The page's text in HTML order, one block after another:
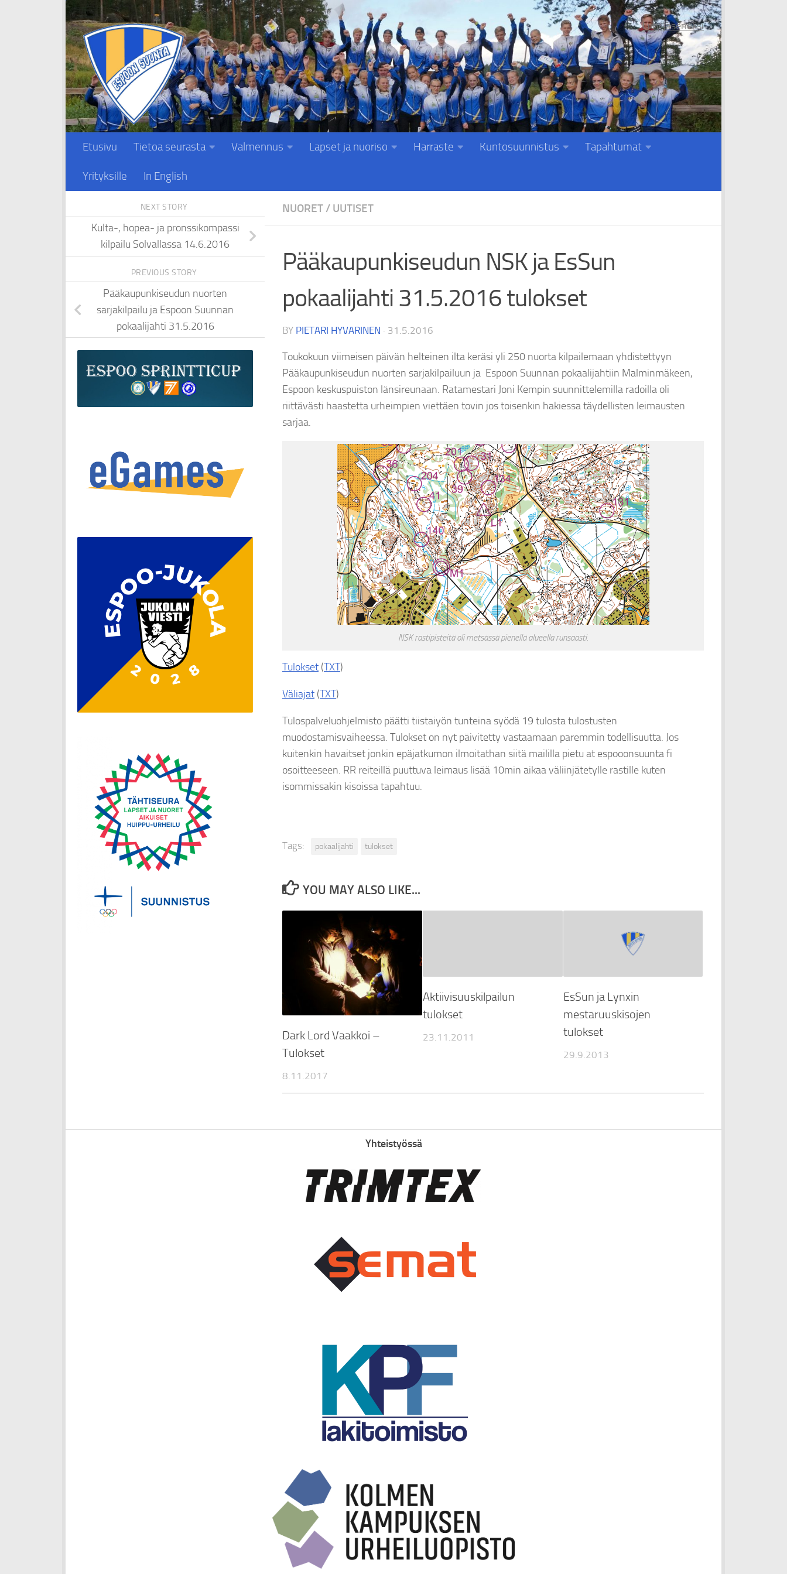
Skip to content
Liity jäseneksi
Etusivu Tietoa seurasta Valmennus Lapset ja nuoriso Harraste Kuntosuunnistus Tapahtumat
Yrityksille In English
NUORET / UUTISET
Pääkaupunkiseudun NSK ja EsSun
pokaalijahti 31.5.2016 tulokset
BY PIETARI HYVARINEN · 31.5.2016
Toukokuun viimeisen päivän helteinen ilta keräsi yli 250 nuorta kilpailemaan yhdistettyyn
Pääkaupunkiseudun nuorten sarjakilpailuun ja Espoon Suunnan pokaalijahtiin Malminmäkeen,
Espoon keskuspuiston länsireunaan. Ratamestari Joni Kempin suunnittelemilla radoilla oli
riittävästi haastetta urheimpien viettäen tovin jos toisenkin hakiessa täydellisten leimausten
sarjaa.
NSK rastipisteitä oli metsässä pienellä alueella runsaasti.
Tulokset (TXT)
Väliajat (TXT)
Tulospalveluohjelmisto päätti tiistaiyön tunteina syödä 19 tulosta tulostusten
muodostamisvaiheessa. Tulokset on nyt päivitetty vastaamaan paremmin todellisuutta. Jos
kuitenkin havaitset jonkin epäjatkumon ilmoitathan siitä maililla pietu at espooonsuunta fi
osoitteeseen. RR reiteillä puuttuva leimaus lisää 10min aikaa väliinjätetylle rastille kuten
isommissakin kisoissa tapahtuu.
Tags: pokaalijahti tulokset
YOU MAY ALSO LIKE...
Dark Lord Vaakkoi –
Tulokset
8.11.2017
Aktiivisuuskilpailun
tulokset
23.11.2011
EsSun ja Lynxin
mestaruuskisojen
tulokset
29.9.2013
NEXT STORY
Kulta-, hopea- ja pronssikompassi
kilpailu Solvallassa 14.6.2016
PREVIOUS STORY
Pääkaupunkiseudun nuorten
sarjakilpailu ja Espoon Suunnan
pokaalijahti 31.5.2016
Yhteistyössä